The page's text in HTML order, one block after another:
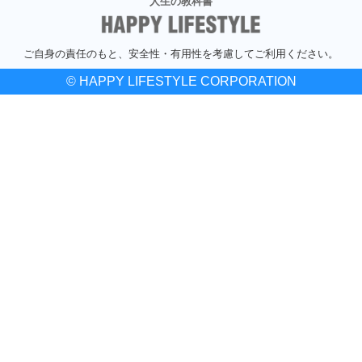
ご自身の責任のもと、安全性・有用性を考慮してご利用ください。
© HAPPY LIFESTYLE CORPORATION